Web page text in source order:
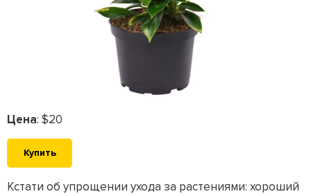
Цена: $20
Купить
Кстати об упрощении ухода за растениями: хороший